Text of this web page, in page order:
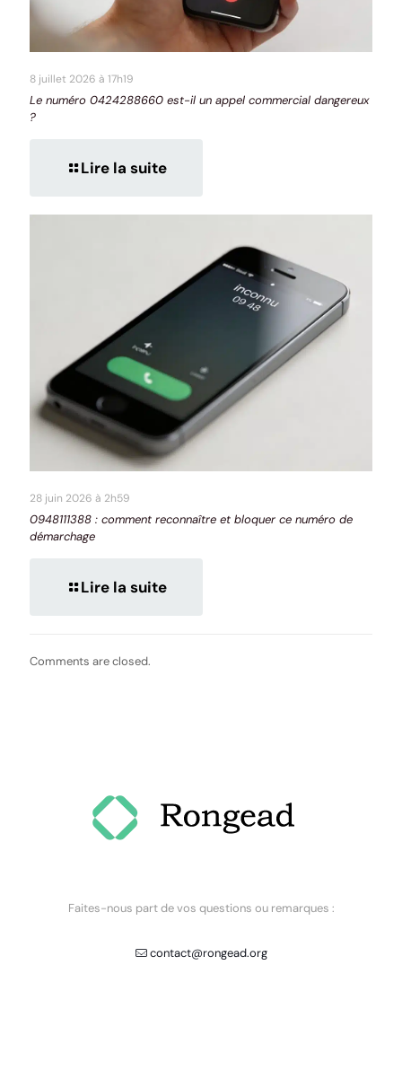
8 juillet 2026 à 17h19
Le numéro 0424288660 est-il un appel commercial dangereux
?
Lire la suite
28 juin 2026 à 2h59
0948111388 : comment reconnaître et bloquer ce numéro de
démarchage
Lire la suite
Comments are closed.
Faites-nous part de vos questions ou remarques :
contact@rongead.org